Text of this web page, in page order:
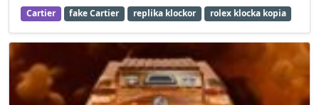
Cartier fake Cartier replika klockor rolex klocka kopia